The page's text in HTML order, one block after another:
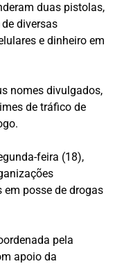
duas pistolas,
diversas
e dinheiro em
nomes divulgados,
de tráfico de
feira (18),
posse de drogas
pela
apoio da